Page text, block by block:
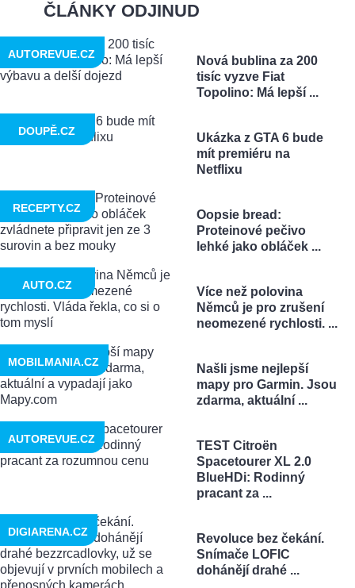
ČLÁNKY ODJINUD
Nová bublina za 200
tisíc vyzve Fiat
Topolino: Má lepší ...
AUTOREVUE.CZ
Ukázka z GTA 6 bude
mít premiéru na
Netflixu
DOUPĚ.CZ
Oopsie bread:
Proteinové pečivo
lehké jako obláček ...
RECEPTY.CZ
Více než polovina
Němců je pro zrušení
neomezené rychlosti. ...
AUTO.CZ
Našli jsme nejlepší
mapy pro Garmin. Jsou
zdarma, aktuální ...
MOBILMANIA.CZ
TEST Citroën
Spacetourer XL 2.0
BlueHDi: Rodinný
pracant za ...
AUTOREVUE.CZ
Revoluce bez čekání.
Snímače LOFIC
dohánějí drahé ...
DIGIARENA.CZ